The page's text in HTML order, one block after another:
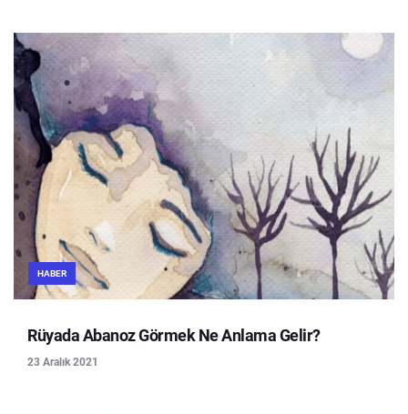
HABER
Rüyada Abanoz Görmek Ne Anlama Gelir?
23 Aralık 2021